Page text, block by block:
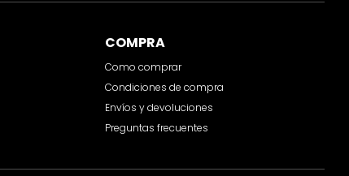
COMPRA
Como comprar
Condiciones de compra
Envíos y devoluciones
Preguntas frecuentes